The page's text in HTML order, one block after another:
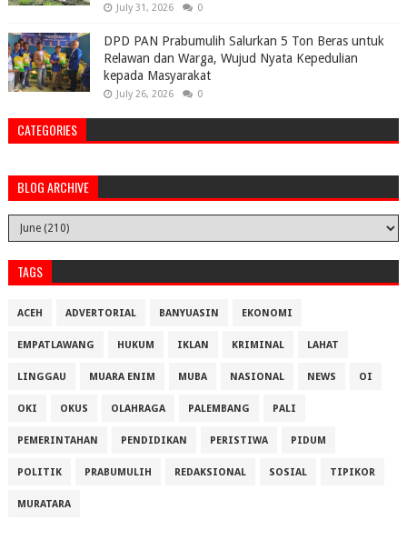
July 31, 2026 0
DPD PAN Prabumulih Salurkan 5 Ton Beras untuk
Relawan dan Warga, Wujud Nyata Kepedulian
kepada Masyarakat
July 26, 2026 0
CATEGORIES
BLOG ARCHIVE
TAGS
ACEH ADVERTORIAL BANYUASIN EKONOMI
EMPATLAWANG HUKUM IKLAN KRIMINAL LAHAT
LINGGAU MUARA ENIM MUBA NASIONAL NEWS OI
OKI OKUS OLAHRAGA PALEMBANG PALI
PEMERINTAHAN PENDIDIKAN PERISTIWA PIDUM
POLITIK PRABUMULIH REDAKSIONAL SOSIAL TIPIKOR
MURATARA